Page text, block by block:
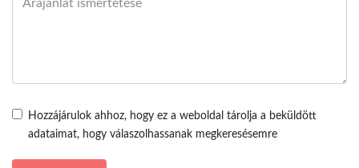
Hozzájárulok ahhoz, hogy ez a weboldal tárolja a beküldött
adataimat, hogy válaszolhassanak megkeresésemre